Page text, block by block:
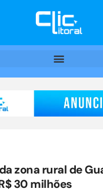
zona rural de
30 milhões